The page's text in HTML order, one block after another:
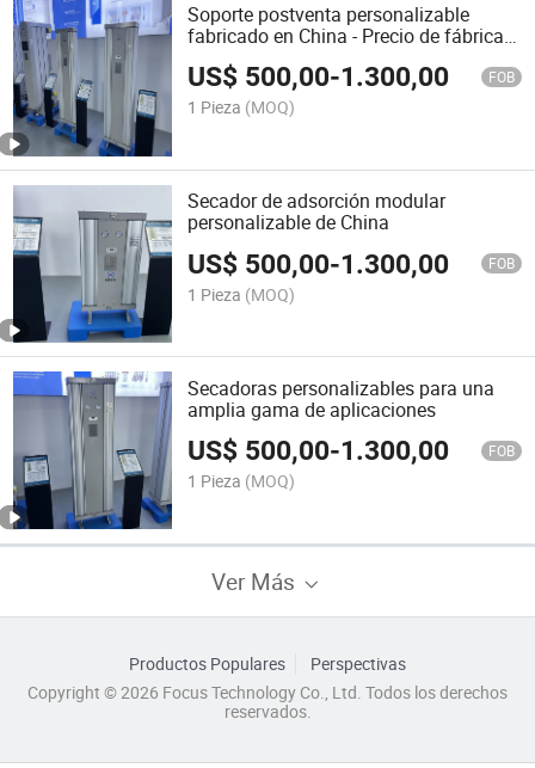
Soporte postventa personalizable
fabricado en China - Precio de fábrica
secador de adsorción
US$ 500,00-1.300,00 FOB
1 Pieza (MOQ)
Secador de adsorción modular
personalizable de China
US$ 500,00-1.300,00 FOB
1 Pieza (MOQ)
Secadoras personalizables para una
amplia gama de aplicaciones
US$ 500,00-1.300,00 FOB
1 Pieza (MOQ)
Ver Más
Productos Populares
Perspectivas
Copyright © 2026 Focus Technology Co., Ltd. Todos los derechos
reservados.